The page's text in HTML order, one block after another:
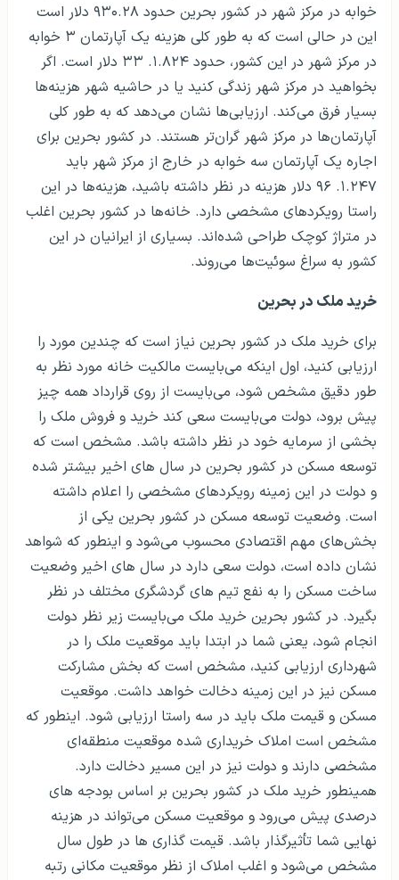
خوابه در مرکز شهر در کشور بحرین حدود ۹۳۰.۲۸ دلار است
این در حالی است که به طور کلی هزینه یک آپارتمان ۳ خوابه
در مرکز شهر در این کشور، حدود ۱.۸۲۴. ۳۳ دلار است. اگر
بخواهید در مرکز شهر زندگی کنید یا در حاشیه شهر هزینه‌ها
بسیار فرق می‌کند. ارزیابی‌ها نشان می‌دهد که به طور کلی
آپارتمان‌ها در مرکز شهر گران‌تر هستند. در کشور بحرین برای
اجاره یک آپارتمان سه خوابه در خارج از مرکز شهر باید
۱.۲۴۷. ۹۶ دلار هزینه در نظر داشته باشید، هزینه‌ها در این
راستا رویکردهای مشخصی دارد. خانه‌ها در کشور بحرین اغلب
در متراژ کوچک طراحی شده‌اند. بسیاری از ایرانیان در این
کشور به سراغ سوئیت‌ها می‌روند.
خرید ملک در بحرین
برای خرید ملک در کشور بحرین نیاز است که چندین مورد را
ارزیابی کنید، اول اینکه می‌بایست مالکیت خانه مورد نظر به
طور دقیق مشخص شود، می‌بایست از روی قرارداد همه چیز
پیش برود، دولت می‌بایست سعی کند خرید و فروش ملک را
بخشی از سرمایه خود در نظر داشته باشد. مشخص است که
توسعه مسکن در کشور بحرین در سال های اخیر بیشتر شده
و دولت در این زمینه رویکردهای مشخصی را اعلام داشته
است. وضعیت توسعه مسکن در کشور بحرین یکی از
بخش‌های مهم اقتصادی محسوب می‌شود و اینطور که شواهد
نشان داده است، دولت سعی دارد در سال های اخیر وضعیت
ساخت مسکن را به نفع تیم های گردشگری مختلف در نظر
بگیرد. در کشور بحرین خرید ملک می‌بایست زیر نظر دولت
انجام شود، یعنی شما در ابتدا باید موقعیت ملک را در
شهرداری ارزیابی کنید، مشخص است که بخش مشارکت
مسکن نیز در این زمینه دخالت خواهد داشت. موقعیت
مسکن و قیمت ملک باید در سه راستا ارزیابی شود. اینطور که
مشخص است املاک خریداری شده موقعیت منطقه‌ای
مشخصی دارند و دولت نیز در این مسیر دخالت دارد.
همینطور خرید ملک در کشور بحرین بر اساس بودجه های
درصدی پیش می‌رود و موقعیت مسکن می‌تواند در هزینه
نهایی شما تأثیرگذار باشد. قیمت گذاری ها در طول سال
مشخص می‌شود و اغلب املاک از نظر موقعیت مکانی رتبه